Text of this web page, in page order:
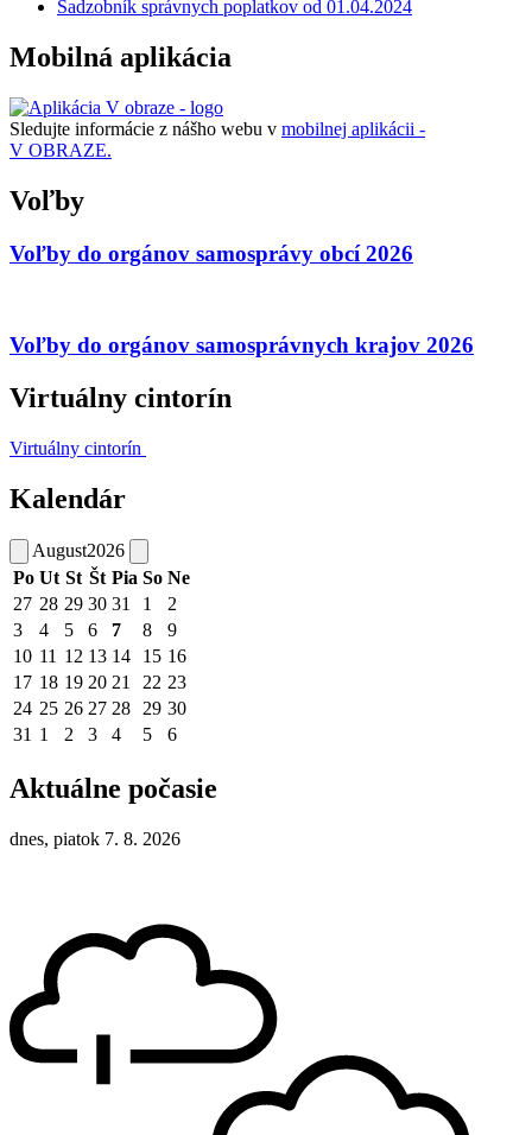
Sadzobník správnych poplatkov od 01.04.2024
Mobilná aplikácia
Sledujte informácie z nášho webu v mobilnej aplikácii -
V OBRAZE.
Voľby
Voľby do orgánov samosprávy obcí 2026
Voľby do orgánov samosprávnych krajov 2026
Virtuálny cintorín
Virtuálny cintorín
Kalendár
August2026
Po Ut St Št Pia So Ne
27 28 29 30 31 1
2
3
4 5 6 7 8
9
10 11 12 13 14 15 16
17 18 19 20 21 22 23
24 25 26 27 28 29 30
31 1 2 3 4 5 6
Aktuálne počasie
dnes, piatok 7. 8. 2026